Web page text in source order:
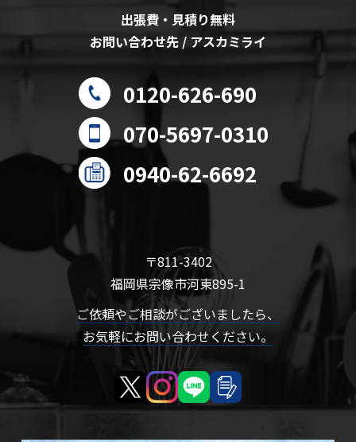
出張費・見積り無料
お問い合わせ先 / アスカミライ
0120-626-690
070-5697-0310
0940-62-6692
〒811-3402
福岡県宗像市河東895-1
ご依頼やご相談がございましたら、
お気軽にお問い合わせください。